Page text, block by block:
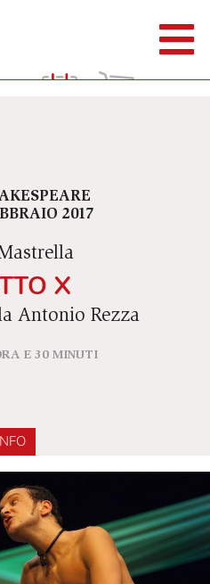
2017
X
Antonio Rezza
E 30 MINUTI